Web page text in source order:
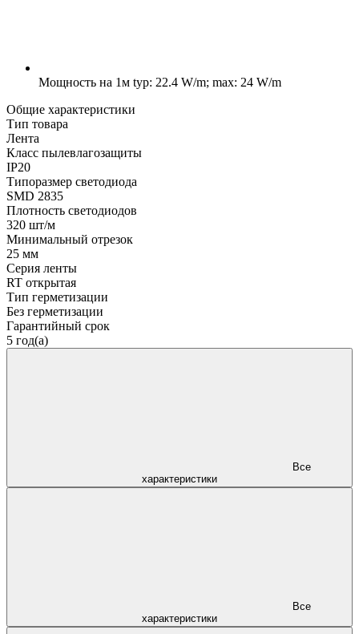
Мощность на 1м typ: 22.4 W/m; max: 24 W/m
Общие характеристики
Тип товара
Лента
Класс пылевлагозащиты
IP20
Типоразмер светодиода
SMD 2835
Плотность светодиодов
320 шт/м
Минимальный отрезок
25 мм
Серия ленты
RT открытая
Тип герметизации
Без герметизации
Гарантийный срок
5 год(а)
характеристики
характеристики